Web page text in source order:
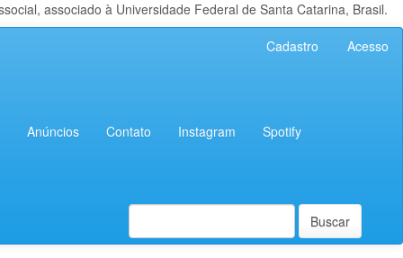
associado à Universidade Federal de Santa Catarina, Brasil.
Cadastro Acesso
Anúncios Contato Instagram Spotify
Buscar